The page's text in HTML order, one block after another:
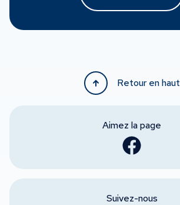
Retour en haut
Aimez la page
Suivez-nous